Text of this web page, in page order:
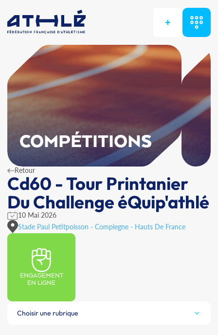
+
COMPÉTITIONS
Retour
Cd60 - Tour Printanier
Du Challenge éQuip'athlé
10 Mai 2026
Stade Paul Petitpoisson - Compiegne - Hauts De France
ENGAGEMENT
EN LIGNE
Choisir une rubrique